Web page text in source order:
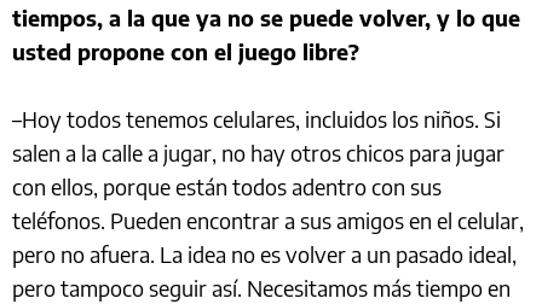
tiempos, a la que ya no se puede volver, y lo que
usted propone con el juego libre?
–Hoy todos tenemos celulares, incluidos los niños. Si
salen a la calle a jugar, no hay otros chicos para jugar
con ellos, porque están todos adentro con sus
teléfonos. Pueden encontrar a sus amigos en el celular,
pero no afuera. La idea no es volver a un pasado ideal,
pero tampoco seguir así. Necesitamos más tiempo en